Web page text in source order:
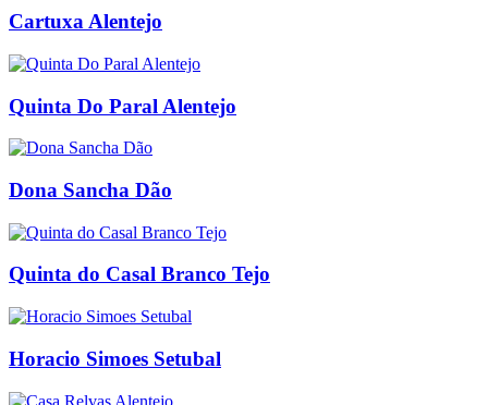
Cartuxa Alentejo
Quinta Do Paral Alentejo
Dona Sancha Dão
Quinta do Casal Branco Tejo
Horacio Simoes Setubal